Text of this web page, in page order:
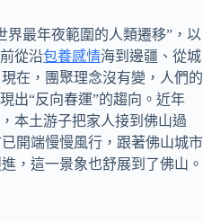
界最年夜範圍的人類遷移”，以
從沿包養感情海到邊疆、從城
現在，團聚理念沒有變，人們的
出“反向春運”的趨向。近年
本土游子把家人接到佛山過
開端慢慢風行，跟著佛山城市
，這一景象也舒展到了佛山。